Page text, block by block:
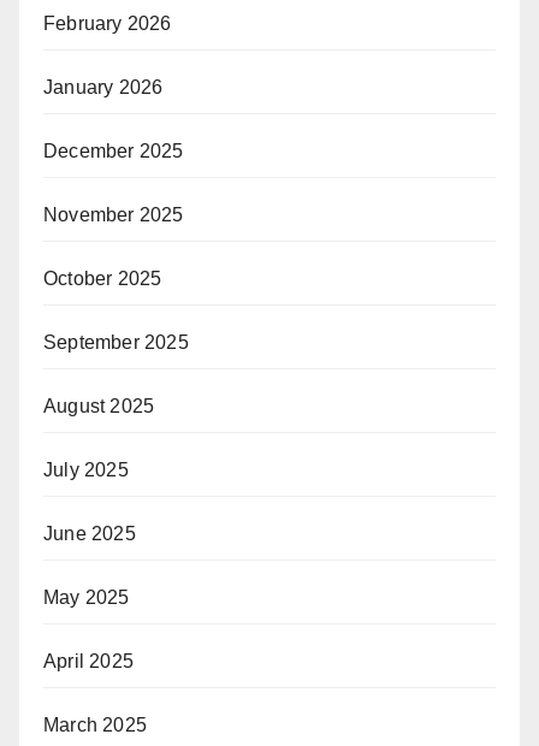
February 2026
January 2026
December 2025
November 2025
October 2025
September 2025
August 2025
July 2025
June 2025
May 2025
April 2025
March 2025